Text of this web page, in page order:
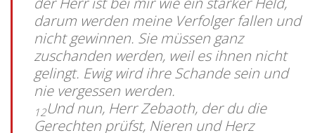
darum werden meine Verfolger fallen und
nicht gewinnen. Sie müssen ganz
zuschanden werden, weil es ihnen nicht
gelingt. Ewig wird ihre Schande sein und
nie vergessen werden.
12Und nun, Herr Zebaoth, der du die
Gerechten prüfst, Nieren und Herz